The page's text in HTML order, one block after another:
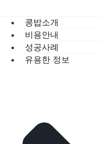
콩밥소개
비용안내
성공사례
유용한 정보